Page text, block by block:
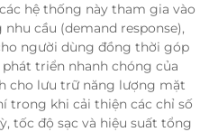
hệ thống này tham gia vào
cầu (demand response),
người dùng đồng thời góp
triển nhanh chóng của
cho lưu trữ năng lượng mặt
trong khi cải thiện các chỉ số
tốc độ sạc và hiệu suất tổng